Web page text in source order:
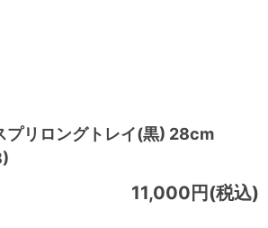
プリロングトレイ(黒) 28cm
11,000円(税込)